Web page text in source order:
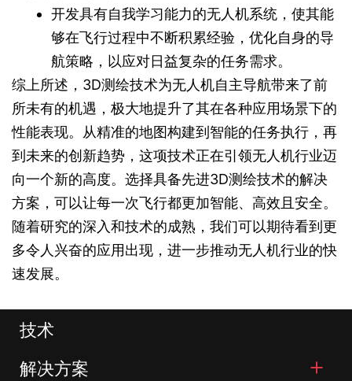
开发具有自我学习能力的无人机系统，使其能
够在飞行过程中不断积累经验，优化自身的导
航策略，以应对日益复杂的任务需求。
综上所述，3D测绘技术为无人机自主导航带来了前
所未有的机遇，极大地提升了其在各种应用场景下的
性能表现。从精准的地图构建到智能的任务执行，再
到未来的创新趋势，这项技术正在引领无人机行业迈
向一个新的高度。选择具备先进3D测绘技术的解决
方案，可以让每一次飞行都更加智能、高效且安全。
随着研究的深入和技术的成熟，我们可以期待看到更
多令人兴奋的应用出现，进一步推动无人机行业的快
速发展。
技术
解决方案